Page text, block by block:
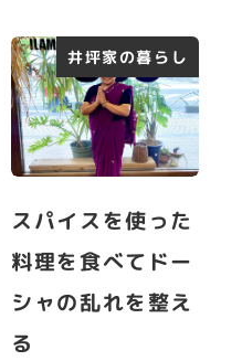
井坪家の暮らし
スパイスを使った
料理を食べてドー
シャの乱れを整え
る